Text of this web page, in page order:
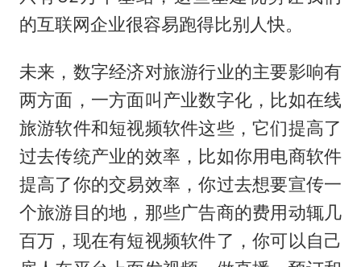
的互联网企业很容易跑得比别人快。
未来，数字经济对旅游行业的主要影响有
两方面，一方面叫产业数字化，比如在线
旅游软件和短视频软件这些，它们提高了
过去传统产业的效率，比如你用电商软件
提高了你的交易效率，你过去想要宣传一
个旅游目的地，那些广告商的费用动辄几
百万，现在有短视频软件了，你可以自己